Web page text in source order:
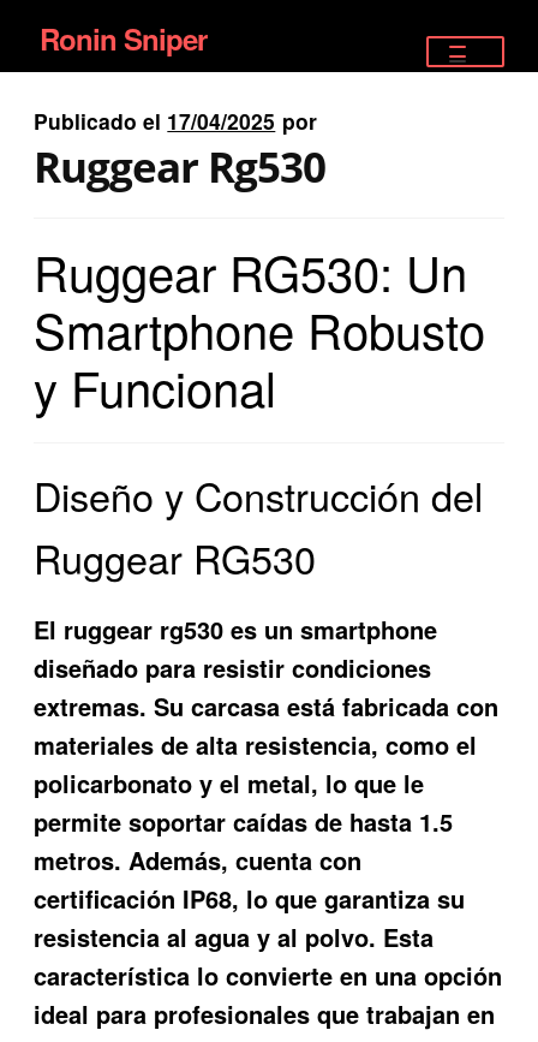
Ir
a
la
navegación
Ir
al
contenido
Ronin Sniper
PISTOLAS
RIFLES DEPORTIVOS
SATELITALES
Publicado el 17/04/2025 por
Ruggear Rg530
Ruggear RG530: Un
Smartphone Robusto
y Funcional
Diseño y Construcción del
Ruggear RG530
El ruggear rg530 es un smartphone
diseñado para resistir condiciones
extremas. Su carcasa está fabricada con
materiales de alta resistencia, como el
policarbonato y el metal, lo que le
permite soportar caídas de hasta 1.5
metros. Además, cuenta con
certificación IP68, lo que garantiza su
resistencia al agua y al polvo. Esta
característica lo convierte en una opción
ideal para profesionales que trabajan en